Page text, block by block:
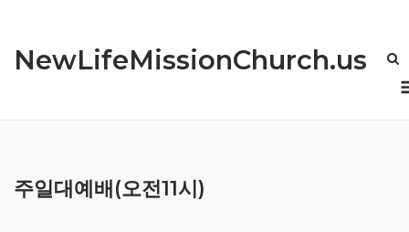
content
NewLifeMissionChurch.us
주일대예배(오전11시)